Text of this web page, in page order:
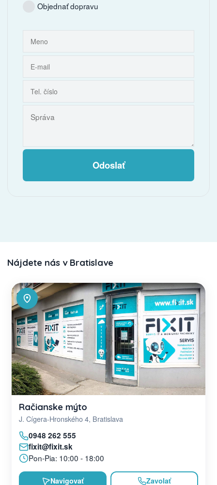
Objednať dopravu
Odoslať
Nájdete nás v Bratislave
Račianske mýto
J. Cígera-Hronského 4, Bratislava
0948 262 555
fixit@fixit.sk
Pon-Pia: 10:00 - 18:00
Navigovať Zavolať